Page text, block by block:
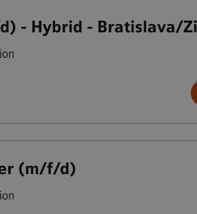
- Hybrid - Bratislava/
(m/f/d)